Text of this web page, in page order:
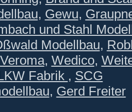
, Gewu,
und Stahl
Modellbau,
Veroma, Wedico,
Fabrik , SCG
, Gerd Freiter